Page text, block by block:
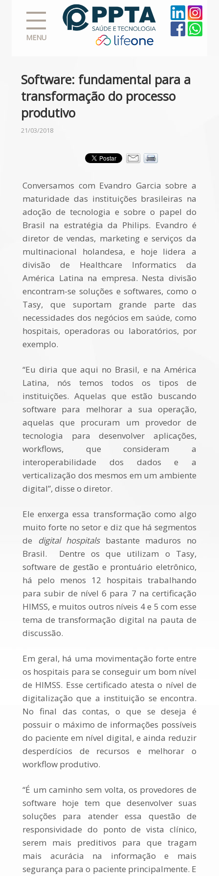
MENU
Software: fundamental para a
transformação do processo
produtivo
21/03/2018
Conversamos com Evandro Garcia sobre a
maturidade das instituições brasileiras na
adoção de tecnologia e sobre o papel do
Brasil na estratégia da Philips. Evandro é
diretor de vendas, marketing e serviços da
multinacional holandesa, e hoje lidera a
divisão de Healthcare Informatics da
América Latina na empresa. Nesta divisão
encontram-se soluções e softwares, como o
Tasy, que suportam grande parte das
necessidades dos negócios em saúde, como
hospitais, operadoras ou laboratórios, por
exemplo.
“Eu diria que aqui no Brasil, e na América
Latina, nós temos todos os tipos de
instituições. Aquelas que estão buscando
software para melhorar a sua operação,
aquelas que procuram um provedor de
tecnologia para desenvolver aplicações,
workflows, que consideram a
interoperabilidade dos dados e a
verticalização dos mesmos em um ambiente
digital”, disse o diretor.
Ele enxerga essa transformação como algo
muito forte no setor e diz que há segmentos
de digital hospitals bastante maduros no
Brasil. Dentre os que utilizam o Tasy,
software de gestão e prontuário eletrônico,
há pelo menos 12 hospitais trabalhando
para subir de nível 6 para 7 na certificação
HIMSS, e muitos outros níveis 4 e 5 com esse
tema de transformação digital na pauta de
discussão.
Em geral, há uma movimentação forte entre
os hospitais para se conseguir um bom nível
de HIMSS. Esse certificado atesta o nível de
digitalização que a instituição se encontra.
No final das contas, o que se deseja é
possuir o máximo de informações possíveis
do paciente em nível digital, e ainda reduzir
desperdícios de recursos e melhorar o
workflow produtivo.
“É um caminho sem volta, os provedores de
software hoje tem que desenvolver suas
soluções para atender essa questão de
responsividade do ponto de vista clínico,
serem mais preditivos para que tragam
mais acurácia na informação e mais
segurança para o paciente principalmente. E